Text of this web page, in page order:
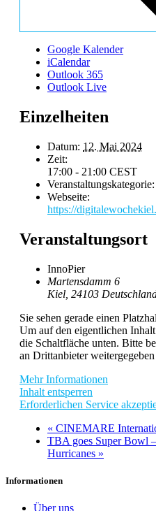
Google Kalender
iCalendar
Outlook 365
Outlook Live
Einzelheiten
Datum: 12. Mai 2024
Zeit:
17:00 - 21:00 CEST
Veranstaltungskategorie:
Webseite:
https://
Veranstaltungsort
InnoPier
Martensdamm 6
Kiel 24103
Sie sehen gerade einen
Um auf den eigentlichen
die Schaltfläche unten. Bitte
an Drittanbieter
Mehr Informationen
Inhalt entsperren
Erforderlichen Service
« CINEMARE
TBA goes Super Bowl
Hurricanes »
Informationen
Über uns